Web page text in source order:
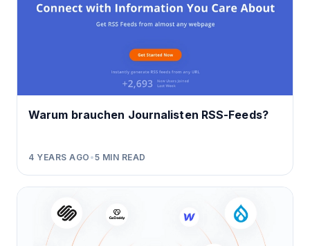
Warum brauchen Journalisten RSS-Feeds?
4 YEARS AGO •5 MIN READ